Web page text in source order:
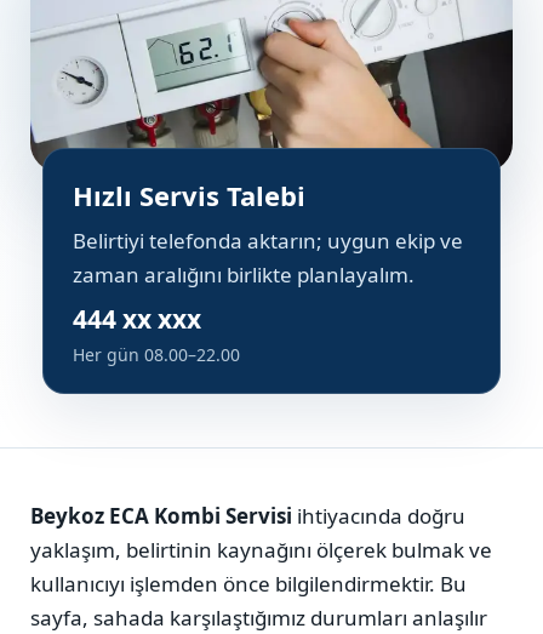
Hızlı Servis Talebi
Belirtiyi telefonda aktarın; uygun ekip ve
zaman aralığını birlikte planlayalım.
444 xx xxx
Her gün 08.00–22.00
Beykoz ECA Kombi Servisi ihtiyacında doğru
yaklaşım, belirtinin kaynağını ölçerek bulmak ve
kullanıcıyı işlemden önce bilgilendirmektir. Bu
sayfa, sahada karşılaştığımız durumları anlaşılır